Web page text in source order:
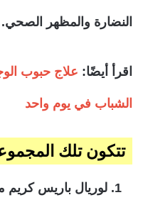
النضارة والمظهر الصحي.
اقرأ أيضًا: علاج حبوب
الشباب في يوم واحد
تتكون تلك
لوريال باريس كريم